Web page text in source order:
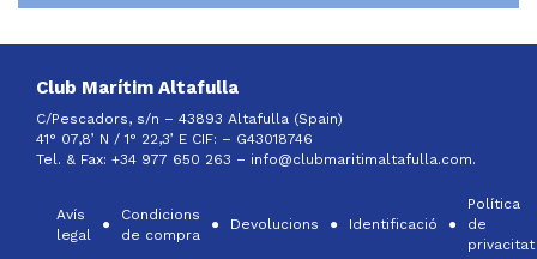
Club Marítim Altafulla
C/Pescadors, s/n – 43893 Altafulla (Spain)
41° 07,8’ N / 1° 22,3’ E CIF: – G43018746
Tel. & Fax: +34 977 650 263 – info@clubmaritimaltafulla.com.
Avís
legal
Condicions
de compra
Devolucions Identificació
Política
de
privacitat